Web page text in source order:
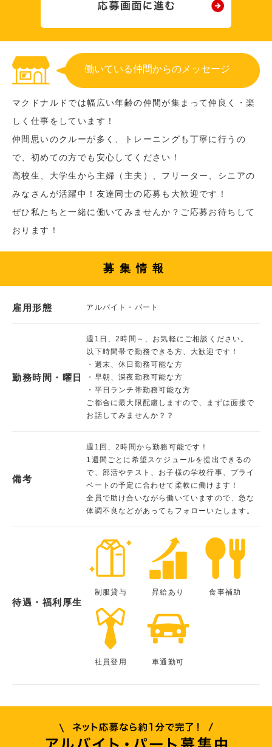
働いている仲間からのメッセージ
マクドナルドでは幅広い年齢の仲間が集まって仲良く・楽
しく仕事をしています！
仲間思いのクルーが多く、トレーニングも丁寧に行うの
で、初めての方でも安心してください！
高校生、大学生から主婦（主夫）、フリーター、シニアの
みなさんが活躍中！友達同士の応募も大歓迎です！
ぜひ私たちと一緒に働いてみませんか？ご応募お待ちして
おります！
募集情報
雇用形態 アルバイト・パート
勤務時間・曜日
週1日、2時間～、お気軽にご相談ください。
以下時間帯で勤務できる方、大歓迎です！
・週末、休日勤務可能な方
・早朝、深夜勤務可能な方
・平日ランチ帯勤務可能な方
ご都合に最大限配慮しますので、まずは面接で
お話してみませんか？？
備考
週1回、2時間から勤務可能です！
1週間ごとに希望スケジュールを提出できるの
で、部活やテスト、お子様の学校行事、プライ
ベートの予定に合わせて柔軟に働けます！
全員で助け合いながら働いていますので、急な
体調不良などがあってもフォローいたします。
待遇・福利厚生
制服貸与 昇給あり 食事補助
社員登用 車通勤可